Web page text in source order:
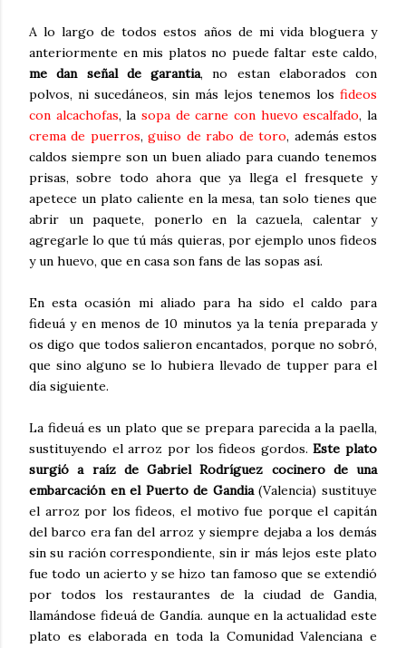
A lo largo de todos estos años de mi vida bloguera y
anteriormente en mis platos no puede faltar este caldo,
me dan señal de garantia, no estan elaborados con
polvos, ni sucedáneos, sin más lejos tenemos los fideos
con alcachofas, lasopa de carne con huevo escalfado, la
crema de puerros,guiso de rabo de toro, además estos
caldos siempre son un buen aliado para cuando tenemos
prisas, sobre todo ahora que ya llega el fresquete y
apetece un plato caliente en la mesa, tan solo tienes que
abrir un paquete, ponerlo en la cazuela, calentar y
agregarle lo que tú más quieras, por ejemplo unos fideos
y un huevo, que en casa son fans de las sopas así.
En esta ocasión mi aliado para ha sido el caldo para
fideuá y en menos de 10 minutos ya la tenía preparada y
os digo que todos salieron encantados, porque no sobró,
que sino alguno se lo hubiera llevado de tupper para el
día siguiente.
La fideuá es un plato que se prepara parecida a la paella,
sustituyendo el arroz por los fideos gordos.Este plato
surgió a raíz de Gabriel Rodríguez cocinero de una
embarcación en el Puerto de Gandia(Valencia) sustituye
el arroz por los fideos, el motivo fue porque el capitán
del barco era fan del arroz y siempre dejaba a los demás
sin su ración correspondiente, sin ir más lejos este plato
fue todo un acierto y se hizo tan famoso que se extendió
por todos los restaurantes de la ciudad de Gandia,
llamándose fideuá de Gandía. aunque en la actualidad este
plato es elaborada en toda la Comunidad Valenciana e